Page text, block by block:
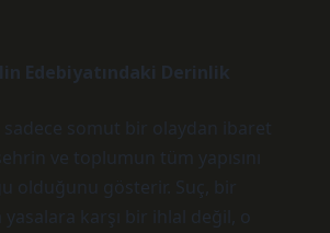
Edebiyatındaki Derinlik
sadece somut bir olaydan ibaret
ve toplumun tüm yapısını
olduğunu gösterir. Suç, bir
yasalara karşı bir ihlal değil, o